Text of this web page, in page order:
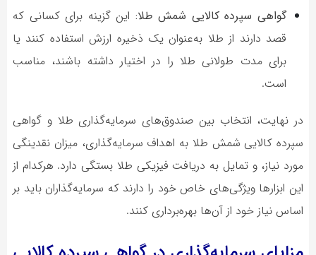
گواهی سپرده کالایی شمش طلا: این گزینه برای کسانی که
قصد دارند از طلا به‌عنوان یک ذخیره ارزش استفاده کنند یا
برای مدت طولانی طلا را در اختیار داشته باشند، مناسب
است.
در نهایت، انتخاب بین صندوق‌های سرمایه‌گذاری طلا و گواهی
سپرده کالایی شمش طلا به اهداف سرمایه‌گذاری، میزان نقدینگی
مورد نیاز، و تمایل به دریافت فیزیکی طلا بستگی دارد. هرکدام از
این ابزارها ویژگی‌های خاص خود را دارند که سرمایه‌گذاران باید بر
اساس نیاز خود از آن‌ها بهره‌برداری کنند.